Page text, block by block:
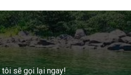
tôi sẽ gọi lại ngay!